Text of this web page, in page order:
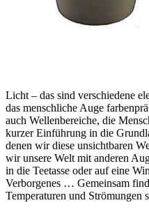
Licht – das sind verschiedene
das menschliche Auge
auch Wellenbereiche, die
kurzer Einführung in die
denen wir diese unsichtbaren
wir unsere Welt mit anderen
in die Teetasse oder auf eine
Verborgenes … Gemeinsam
Temperaturen und Strömungen